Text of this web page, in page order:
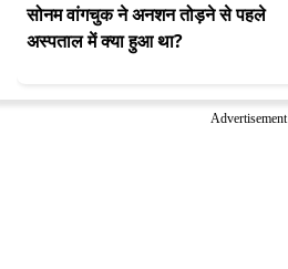
सोनम वांगचुक ने अनशन तोड़ने से पहले
अस्पताल में क्या हुआ था?
Advertisement